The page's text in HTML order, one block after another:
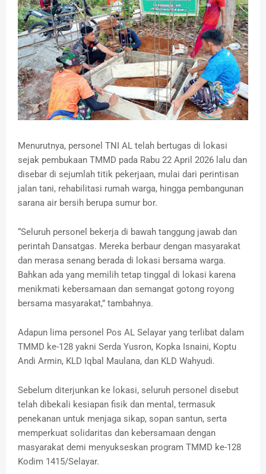
Menurutnya, personel TNI AL telah bertugas di lokasi
sejak pembukaan TMMD pada Rabu 22 April 2026 lalu dan
disebar di sejumlah titik pekerjaan, mulai dari perintisan
jalan tani, rehabilitasi rumah warga, hingga pembangunan
sarana air bersih berupa sumur bor.
“Seluruh personel bekerja di bawah tanggung jawab dan
perintah Dansatgas. Mereka berbaur dengan masyarakat
dan merasa senang berada di lokasi bersama warga.
Bahkan ada yang memilih tetap tinggal di lokasi karena
menikmati kebersamaan dan semangat gotong royong
bersama masyarakat,” tambahnya.
Adapun lima personel Pos AL Selayar yang terlibat dalam
TMMD ke-128 yakni Serda Yusron, Kopka Isnaini, Koptu
Andi Armin, KLD Iqbal Maulana, dan KLD Wahyudi.
Sebelum diterjunkan ke lokasi, seluruh personel disebut
telah dibekali kesiapan fisik dan mental, termasuk
penekanan untuk menjaga sikap, sopan santun, serta
memperkuat solidaritas dan kebersamaan dengan
masyarakat demi menyukseskan program TMMD ke-128
Kodim 1415/Selayar.